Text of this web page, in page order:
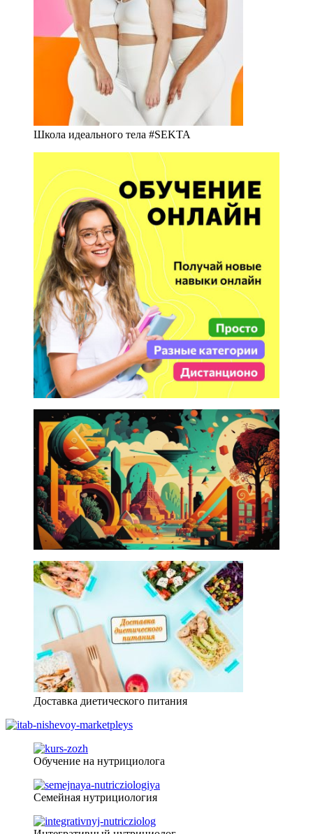
Школа идеального тела #SEKTA
Доставка диетического питания
Обучение на нутрициолога
Семейная нутрициология